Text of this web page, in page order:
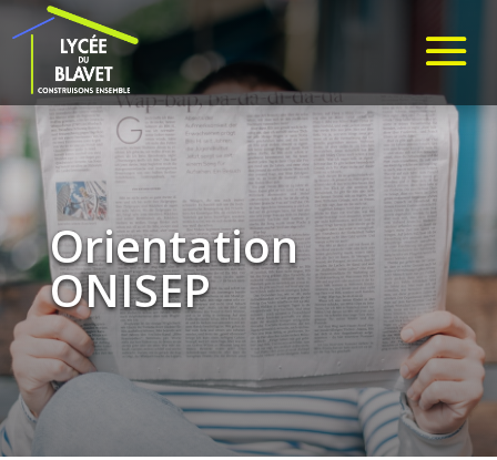
Orientation
ONISEP